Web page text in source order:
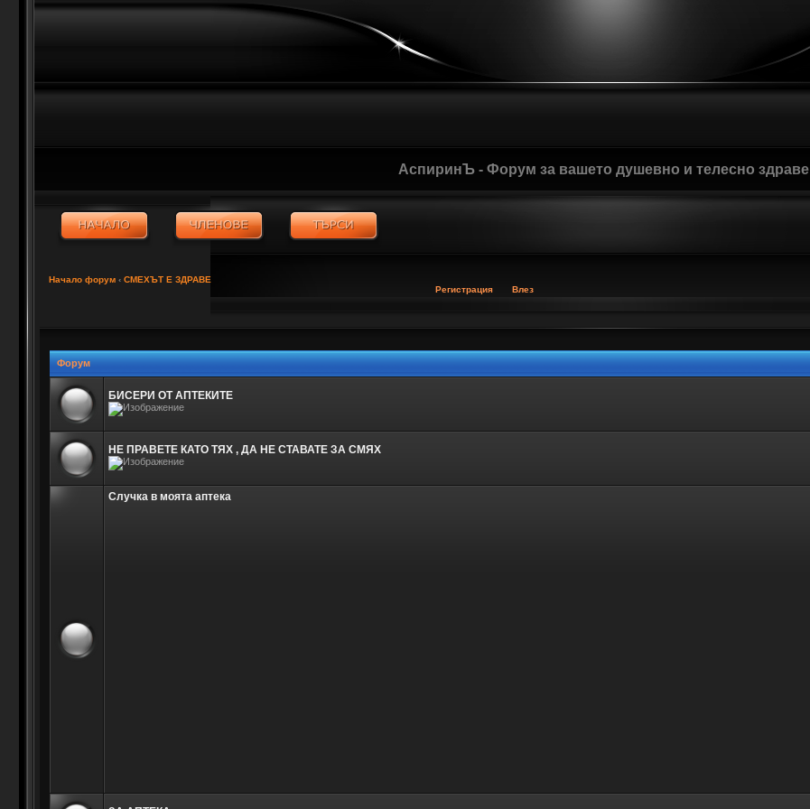
АспиринЪ - Форум за вашето душевно и телесно здраве
Начало форум ‹ СМЕХЪТ Е ЗДРАВЕ
Регистрация
Влез
Форум
БИСЕРИ ОТ АПТЕКИТЕ
НЕ ПРАВЕТЕ КАТО ТЯХ , ДА НЕ СТАВАТЕ ЗА СМЯХ
Случка в моята аптека